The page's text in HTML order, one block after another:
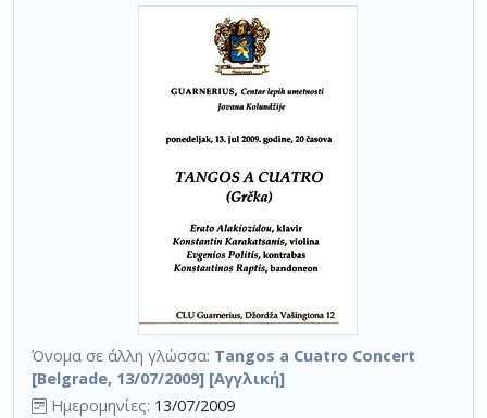
Όνομα σε άλλη γλώσσα: Tangos a Cuatro Concert
[Belgrade, 13/07/2009] [Αγγλική]
Ημερομηνίες: 13/07/2009